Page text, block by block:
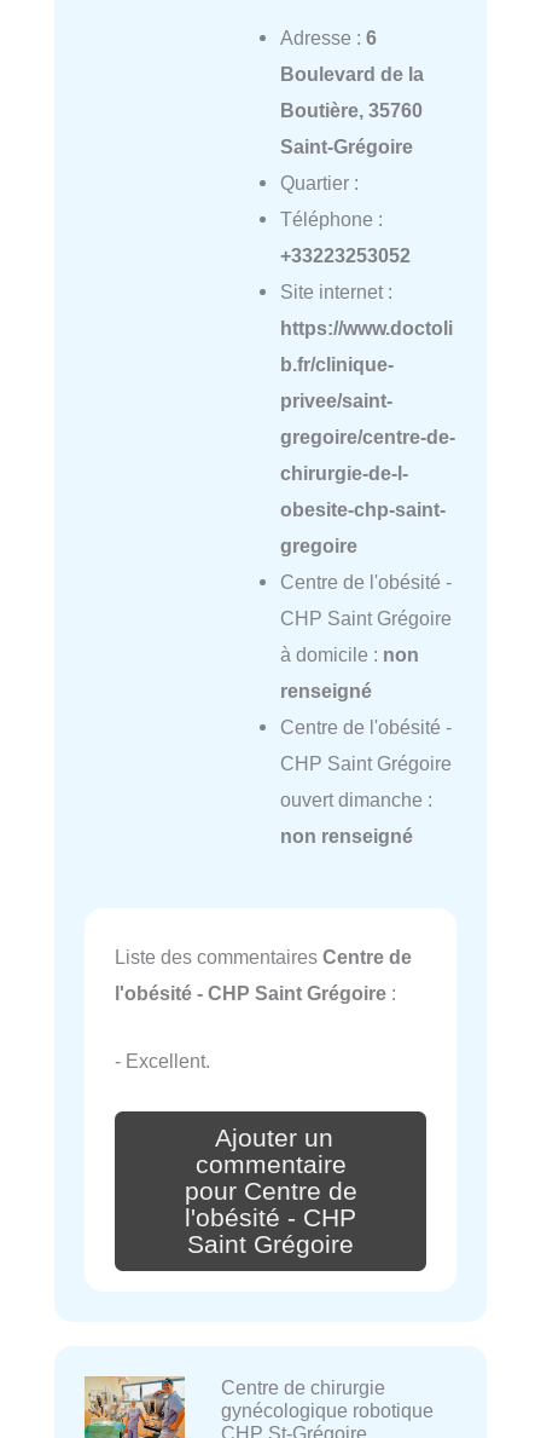
Adresse : 6
Boulevard de la
Boutière, 35760
Saint-Grégoire
Quartier :
Téléphone :
+33223253052
Site internet :
https://www.doctoli
b.fr/clinique-
privee/saint-
gregoire/centre-de-
chirurgie-de-l-
obesite-chp-saint-
gregoire
Centre de l'obésité -
CHP Saint Grégoire
à domicile : non
renseigné
Centre de l'obésité -
CHP Saint Grégoire
ouvert dimanche :
non renseigné
Liste des commentaires Centre de
l'obésité - CHP Saint Grégoire :
- Excellent.
Ajouter un
commentaire
pour Centre de
l'obésité - CHP
Saint Grégoire
Centre de chirurgie
gynécologique robotique
CHP St-Grégoire